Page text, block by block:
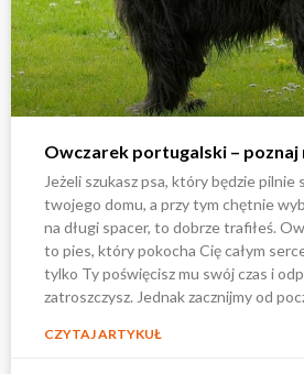
Owczarek portugalski – poznaj
Jeżeli szukasz psa, który będzie pilnie
twojego domu, a przy tym chętnie
na długi spacer, to dobrze trafiłeś.
to pies, który pokocha Cię całym
tylko Ty poświęcisz mu swój czas i
zatroszczysz. Jednak zacznijmy od
CZYTAJ ARTYKUŁ